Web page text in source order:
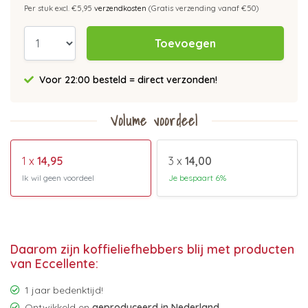
Per stuk excl. €5,95 verzendkosten (Gratis verzending vanaf €50)
Toevoegen
Voor 22:00 besteld = direct verzonden!
Volume voordeel
1 x 14,95
Ik wil geen voordeel
3 x 14,00
Je bespaart 6%
Daarom zijn koffieliefhebbers blij met producten
van Eccellente:
1 jaar bedenktijd!